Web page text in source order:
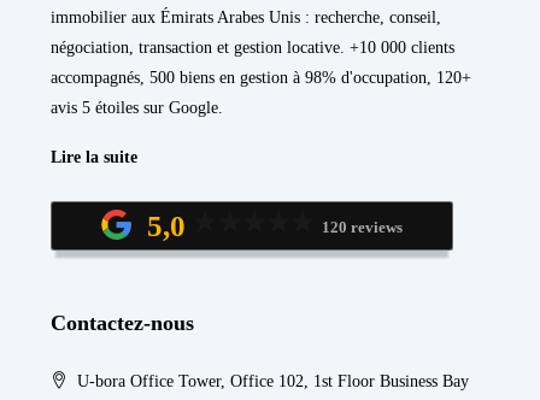
immobilier aux Émirats Arabes Unis : recherche, conseil,
négociation, transaction et gestion locative. +10 000 clients
accompagnés, 500 biens en gestion à 98% d'occupation, 120+
avis 5 étoiles sur Google.
Lire la suite
5,0 120 reviews
Contactez-nous
U-bora Office Tower, Office 102, 1st Floor Business Bay